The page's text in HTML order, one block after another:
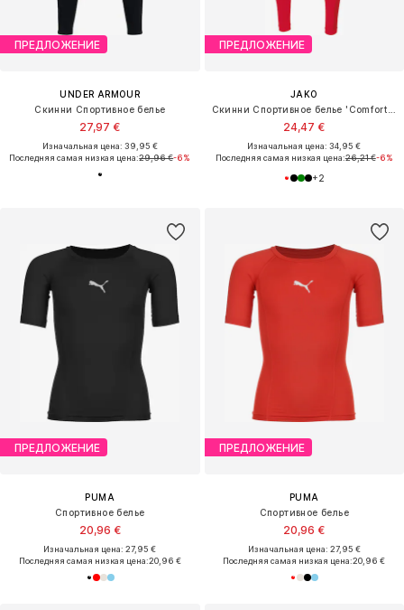
ПРЕДЛОЖЕНИЕ
UNDER ARMOUR
Скинни Спортивное белье
27,97 €
Изначальная цена: 39,95 €
Последняя самая низкая цена:29,96 €-6%
ПРЕДЛОЖЕНИЕ
JAKO
24,47 €
Изначальная цена: 34,95 €
Последняя самая низкая цена:26,21 €-6%
+2
ПРЕДЛОЖЕНИЕ
PUMA
Спортивное белье
20,96 €
Изначальная цена: 27,95 €
Последняя самая низкая цена:20,96 €
ПРЕДЛОЖЕНИЕ
PUMA
Спортивное белье
20,96 €
Изначальная цена: 27,95 €
Последняя самая низкая цена:20,96 €